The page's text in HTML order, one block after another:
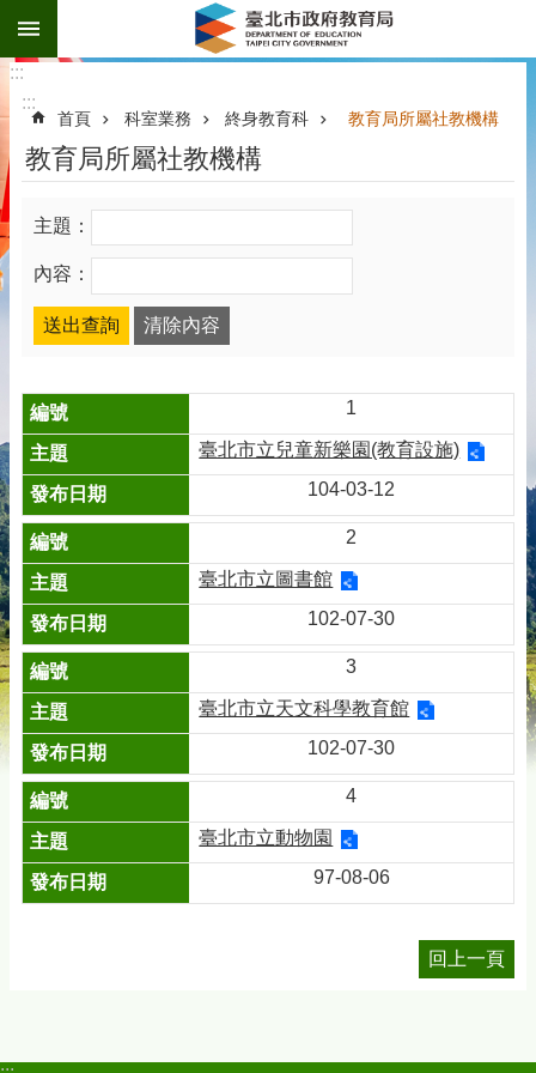
跳到主要內容區塊
:::
:::
首頁 科室業務 終身教育科 教育局所屬社教機構
教育局所屬社教機構
主題：
內容：
1
臺北市立兒童新樂園(教育設施)
104-03-12
2
臺北市立圖書館
102-07-30
3
臺北市立天文科學教育館
102-07-30
4
臺北市立動物園
97-08-06
回上一頁